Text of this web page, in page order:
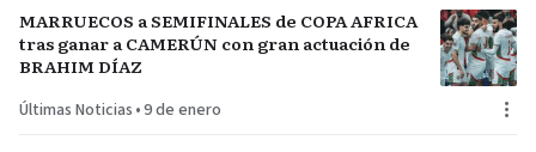
MARRUECOS a SEMIFINALES de COPA AFRICA
tras ganar a CAMERÚN con gran actuación de
BRAHIM DÍAZ
Últimas Noticias •9 de enero